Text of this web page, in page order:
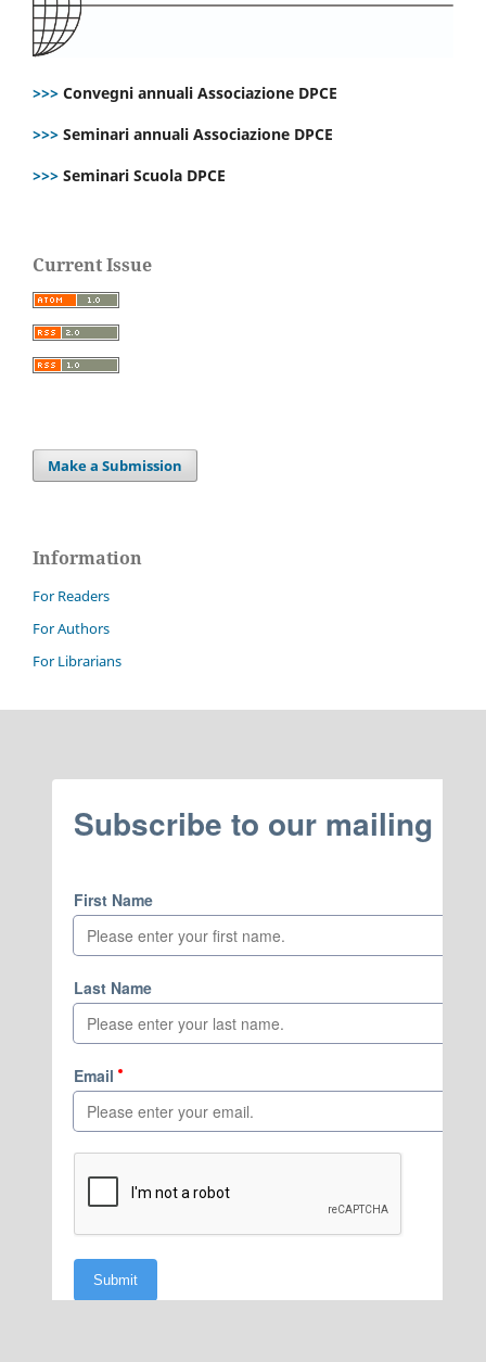
>>> Convegni annuali Associazione DPCE
>>> Seminari annuali Associazione DPCE
>>> Seminari Scuola DPCE
Current Issue
Make a Submission
Information
For Readers
For Authors
For Librarians